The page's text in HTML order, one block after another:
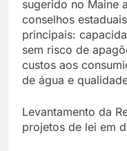
sugerido no Maine
conselhos
principais:
sem risco de
custos aos
de água e
Levantamento da
projetos de lei em